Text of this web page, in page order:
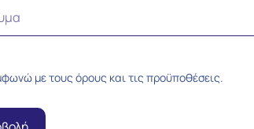
με τουςόρους και τις προϋποθέσεις.